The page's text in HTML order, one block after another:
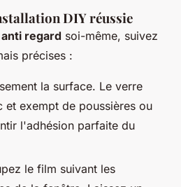
DIY réussie
regard soi-même, suivez
précises :
la surface. Le verre
et exempt de poussières ou
l'adhésion parfaite du
le film suivant les